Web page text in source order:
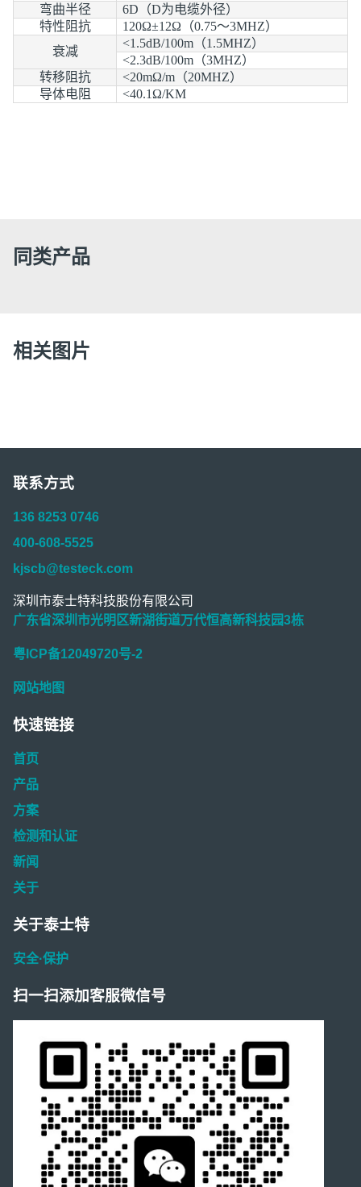
弯曲半径
6D（D为电缆外径）
特性阻抗
120Ω±12Ω（0.75～3MHZ）
衰减
<1.5dB/100m（1.5MHZ）
<2.3dB/100m（3MHZ）
转移阻抗
<20mΩ/m（20MHZ）
导体电阻
<40.1Ω/KM
同类产品
相关图片
联系方式
136 8253 0746
400-608-5525
kjscb@testeck.com
深圳市泰士特科技股份有限公司
广东省深圳市光明区新湖街道万代恒高新科技园3栋
粤ICP备12049720号-2
网站地图
快速链接
首页
产品
方案
检测和认证
新闻
关于
关于泰士特
安全·保护
扫一扫添加客服微信号